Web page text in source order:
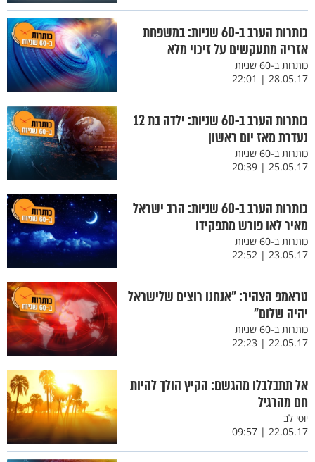
כותרות הערב ב-60 שניות: במשפחת
אזריה מתעקשים על זיכוי מלא
כותרות ב-60 שניות
28.05.17 | 22:01
כותרות הערב ב-60 שניות: ילדה בת 12
נעדרת מאז יום ראשון
כותרות ב-60 שניות
25.05.17 | 20:39
כותרות הערב ב-60 שניות: הרב ישראל
מאיר לאו פורש מתפקידו
כותרות ב-60 שניות
23.05.17 | 22:52
טראמפ הצהיר: "אנחנו רוצים שלישראל
יהיה שלום"
כותרות ב-60 שניות
22.05.17 | 22:23
אל תתבלבלו מהגשם: הקיץ הולך להיות
חם מהרגיל
יוסי לב
22.05.17 | 09:57